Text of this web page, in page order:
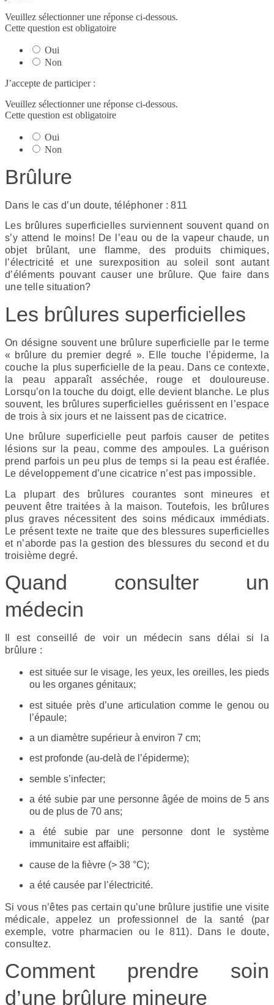
Veuillez sélectionner une réponse ci-dessous.
Cette question est obligatoire
Oui
Non
J’accepte de participer :
Veuillez sélectionner une réponse ci-dessous.
Cette question est obligatoire
Oui
Non
Brûlure
Dans le cas d’un doute, téléphoner : 811
Les brûlures superficielles surviennent souvent quand on
s’y attend le moins! De l’eau ou de la vapeur chaude, un
objet brûlant, une flamme, des produits chimiques,
l’électricité et une surexposition au soleil sont autant
d’éléments pouvant causer une brûlure. Que faire dans
une telle situation?
Les brûlures superficielles
On désigne souvent une brûlure superficielle par le terme
« brûlure du premier degré ». Elle touche l’épiderme, la
couche la plus superficielle de la peau. Dans ce contexte,
la peau apparaît asséchée, rouge et douloureuse.
Lorsqu’on la touche du doigt, elle devient blanche. Le plus
souvent, les brûlures superficielles guérissent en l’espace
de trois à six jours et ne laissent pas de cicatrice.
Une brûlure superficielle peut parfois causer de petites
lésions sur la peau, comme des ampoules. La guérison
prend parfois un peu plus de temps si la peau est éraflée.
Le développement d’une cicatrice n’est pas impossible.
La plupart des brûlures courantes sont mineures et
peuvent être traitées à la maison. Toutefois, les brûlures
plus graves nécessitent des soins médicaux immédiats.
Le présent texte ne traite que des blessures superficielles
et n’aborde pas la gestion des blessures du second et du
troisième degré.
Quand consulter un
médecin
Il est conseillé de voir un médecin sans délai si la
brûlure :
est située sur le visage, les yeux, les oreilles, les pieds
ou les organes génitaux;
est située près d’une articulation comme le genou ou
l’épaule;
a un diamètre supérieur à environ 7 cm;
est profonde (au-delà de l’épiderme);
semble s’infecter;
a été subie par une personne âgée de moins de 5 ans
ou de plus de 70 ans;
a été subie par une personne dont le système
immunitaire est affaibli;
cause de la fièvre (> 38 °C);
a été causée par l’électricité.
Si vous n’êtes pas certain qu’une brûlure justifie une visite
médicale, appelez un professionnel de la santé (par
exemple, votre pharmacien ou le 811). Dans le doute,
consultez.
Comment prendre soin
d’une brûlure mineure